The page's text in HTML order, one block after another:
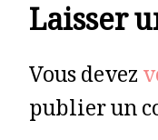
Laisser
Vous devez
publier un